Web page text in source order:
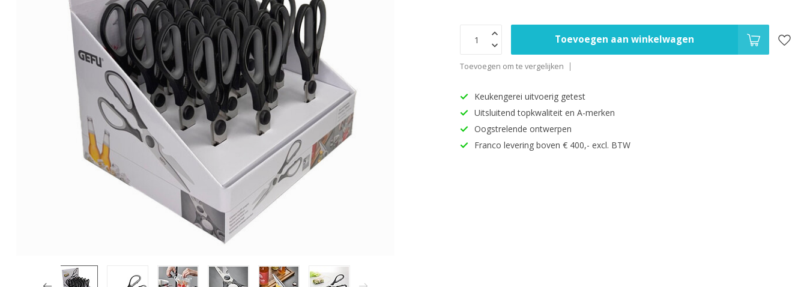
Toevoegen aan winkelwagen
Toevoegen om te vergelijken
Keukengerei uitvoerig getest
Uitsluitend topkwaliteit en A-merken
Oogstrelende ontwerpen
Franco levering boven € 400,- excl. BTW